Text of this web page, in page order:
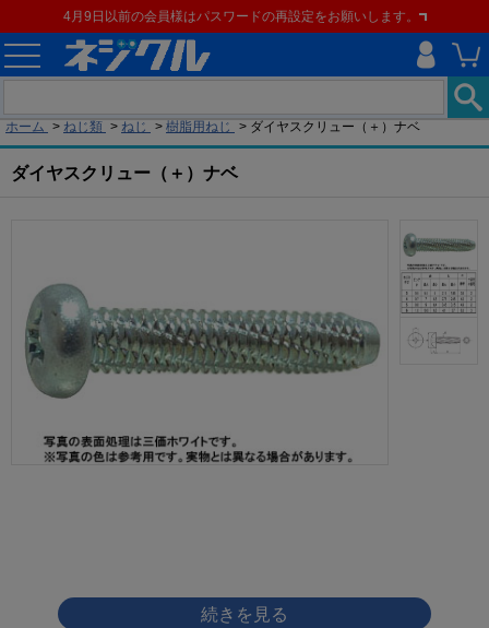
4月9日以前の会員様はパスワードの再設定をお願いします。
ホーム > ねじ類 > ねじ > 樹脂用ねじ > ダイヤスクリュー（＋）ナベ
ダイヤスクリュー（＋）ナベ